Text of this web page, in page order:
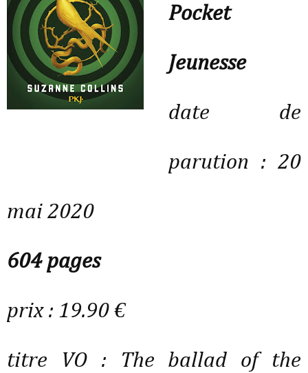
Pocket
Jeunesse
date de
parution : 20
mai 2020
604 pages
prix : 19.90 €
titre VO : The ballad of the